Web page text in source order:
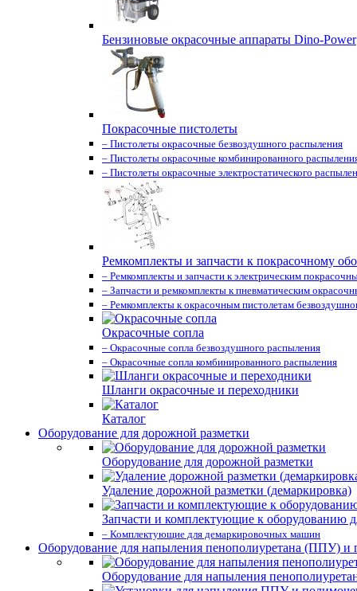
Бензиновые окрасочные аппараты Dino-Power
Покрасочные пистолеты
– Пистолеты окрасочные безвоздушного распыления
– Пистолеты окрасочные комбинированного
– Пистолеты окрасочные электростатического
Ремкомплекты и запчасти к покрасочному
– Ремкомплекты и запчасти к электрическим
– Запчасти и ремкомплекты к пневматическим
– Ремкомплекты к окрасочным пистолетам
Окрасочные сопла
– Окрасочные сопла безвоздушного распыления
– Окрасочные сопла комбинированного распыления
Шланги окрасочные и переходники
Каталог
Оборудование для дорожной разметки
Оборудование для дорожной разметки
Удаление дорожной разметки (демаркировка)
Запчасти и комплектующие к оборудованию
– Комплектующие для демаркировочных машин
Оборудование для напыления пенополиуретана (ППУ) и
Оборудование для напыления